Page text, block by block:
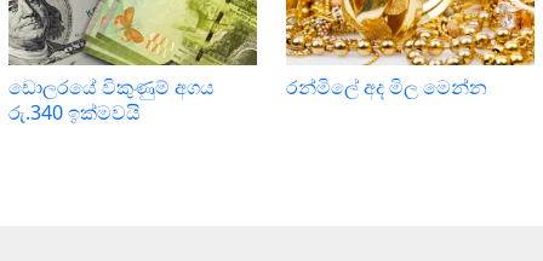
ඩොලරයේ විකුණුම් අගය
රු.340 ඉක්මවයි
රන්මිලේ අද මිල මෙන්න